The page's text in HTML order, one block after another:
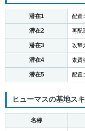
潜在1 配置
潜在2 再配
潜在3 攻撃
潜在4 素質
潜在5 配置
ヒューマスの基地ス
名称